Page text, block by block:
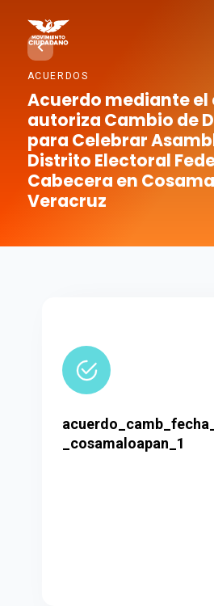
ACUERDOS
Acuerdo mediante el
autoriza Cambio de
para Celebrar
Distrito Electoral
Cabecera en
Veracruz
_cosamaloapan_1